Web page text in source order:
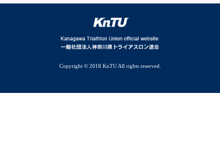
Copyright © 2018 KnTU All rights reserved.